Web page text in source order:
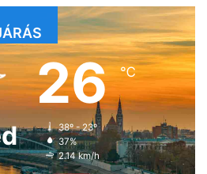
26℃
38º - 23º
37%
2.14 km/h